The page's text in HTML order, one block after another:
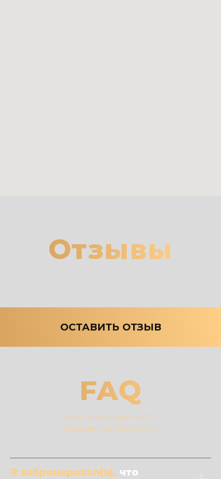
Отзывы
ОСТАВИТЬ ОТЗЫВ
FAQ
или по-русски «Часто
Задаваемые Вопросы»
Я забронировал(а), что